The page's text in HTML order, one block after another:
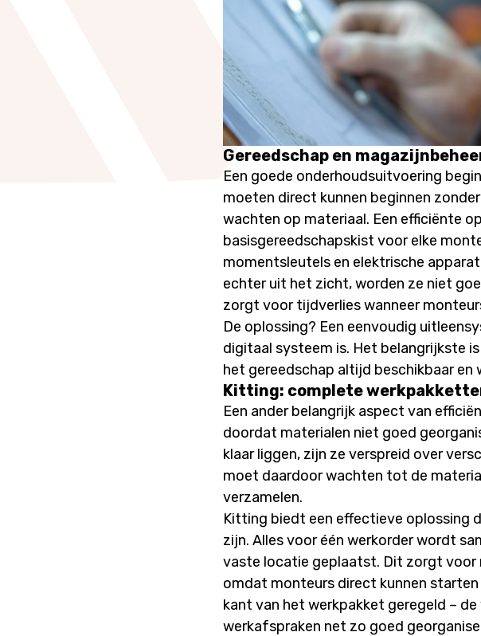
Gereedschap en
Een goede onderhoudsuitvoering
moeten direct kunnen beginnen
wachten op materiaal. Een efficiënte
basisgereedschapskist voor elke
momentsleutels en elektrische
echter uit het zicht, worden ze niet
zorgt voor tijdverlies wanneer
De oplossing? Een eenvoudig
digitaal systeem is. Het belangrijkste
het gereedschap altijd beschikbaar
Kitting: complete
Een ander belangrijk aspect van
doordat materialen niet goed
klaar liggen, zijn ze verspreid over
moet daardoor wachten tot de
verzamelen.
Kitting biedt een effectieve oplossing
zijn. Alles voor één werkorder wordt
vaste locatie geplaatst. Dit zorgt voor
omdat monteurs direct kunnen
kant van het werkpakket geregeld –
werkafspraken net zo goed